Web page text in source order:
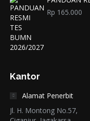
Rp 165.000
Kantor
Alamat Penerbit
Jl. H. Montong No.57,